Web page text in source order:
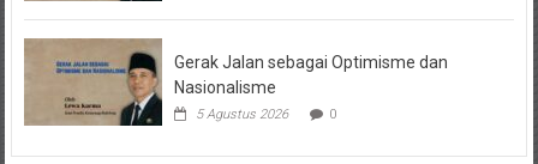
Gerak Jalan sebagai Optimisme dan
Nasionalisme
5 Agustus 2026 0